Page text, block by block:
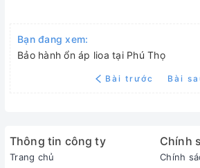
Bạn đang xem:
Bảo hành ổn áp lioa tại Phú Thọ
Bài trước Bài
Thông tin công ty
Trang chủ
Chính
Chính